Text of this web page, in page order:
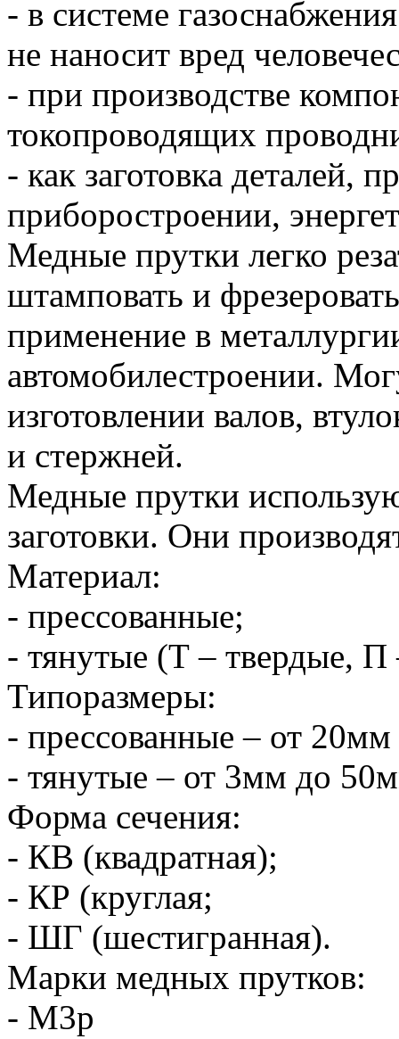
- в системе
не наносит вред
- при производстве
токопроводящих
- как заготовка деталей,
приборостроении,
Медные прутки легко
штамповать и
применение в
автомобилестроении.
изготовлении валов,
и стержней.
Медные прутки
заготовки. Они
Материал:
- прессованные;
- тянутые (Т – твердые,
Типоразмеры:
- прессованные – от
- тянутые – от 3мм до
Форма сечения:
- КВ (квадратная);
- КР (круглая;
- ШГ (шестигранная).
Марки медных прутков:
- М3р